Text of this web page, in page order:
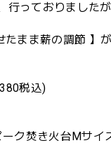
っておりました
まま薪の調節 】
税込)
ク焚き火台Mサ